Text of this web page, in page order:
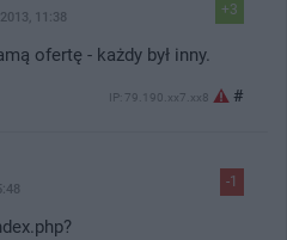
+3
11:38
ofertę - każdy był inny.
IP: 79.190.xx7.xx8 #
-1